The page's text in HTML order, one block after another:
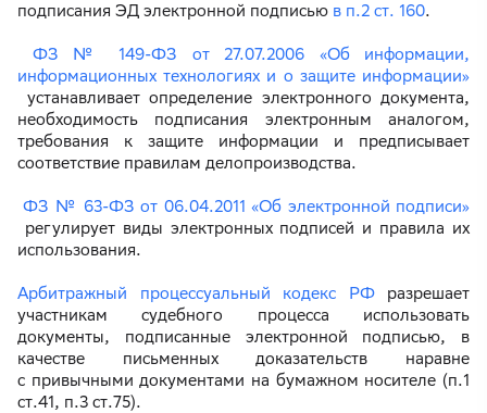
подписания ЭД электронной подписью в п.2 ст. 160.
ФЗ № 149-ФЗ от 27.07.2006 «Об информации,
информационных технологиях и о защите информации»
устанавливает определение электронного документа,
необходимость подписания электронным аналогом,
требования к защите информации и предписывает
соответствие правилам делопроизводства.
ФЗ № 63-ФЗ от 06.04.2011 «Об электронной подписи»
регулирует виды электронных подписей и правила их
использования.
Арбитражный процессуальный кодекс РФразрешает
участникам судебного процесса использовать
документы, подписанные электронной подписью, в
качестве письменных доказательств наравне
с привычными документами на бумажном носителе (п.1
ст.41, п.3 ст.75).